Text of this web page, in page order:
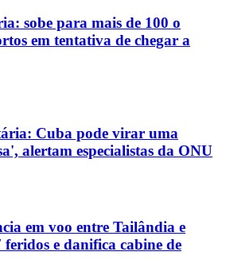
sobe para mais de 100 o
em tentativa de chegar a
Cuba pode virar uma
alertam especialistas da ONU
em voo entre Tailândia e
e danifica cabine de